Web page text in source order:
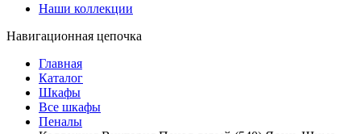
Наши коллекции
Навигационная цепочка
Главная
Каталог
Шкафы
Все шкафы
Пеналы